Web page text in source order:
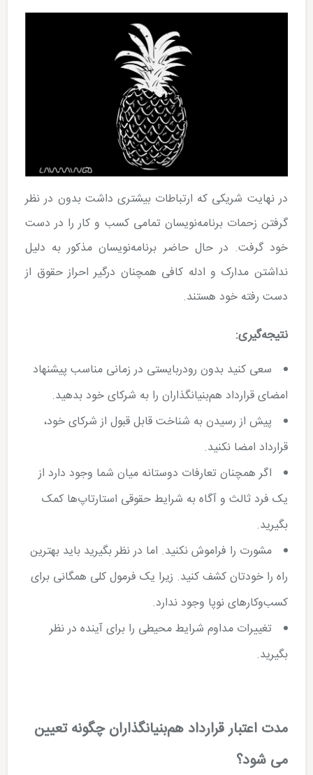
در نهایت شریکی که ارتباطات بیشتری داشت بدون در نظر
گرفتن زحمات برنامه­‌نویسان تمامی کسب و کار را در دست
خود گرفت. در حال حاضر برنامه­‌نویسان مذکور به دلیل
نداشتن مدارک و ادله کافی همچنان درگیر احراز حقوق از
دست رفته خود هستند.
نتیجه­‌گیری:
سعی کنید بدون رودربایستی در زمانی مناسب پیشنهاد
امضای قرارداد هم‌بنیانگذاران را به شرکای خود بدهید.
پیش از رسیدن به شناخت قابل قبول از شرکای خود،
قرارداد امضا نکنید.
اگر همچنان تعارفات دوستانه میان شما وجود دارد از
یک فرد ثالث و آگاه به شرایط حقوقی استارتاپ­‌ها کمک
بگیرید.
مشورت را فراموش نکنید. اما در نظر بگیرید باید بهترین
راه را خودتان کشف کنید. زیرا یک فرمول کلی همگانی برای
کسب­‌وکارهای نوپا وجود ندارد.
تغییرات مداوم شرایط محیطی را برای آینده در نظر
بگیرید.
مدت اعتبار قرارداد هم‌بنیانگذاران چگونه تعیین
می شود؟